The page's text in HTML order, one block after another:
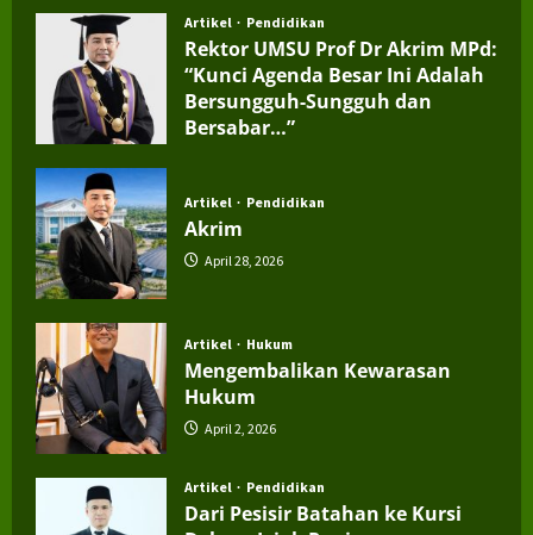
Artikel Pendidikan
Rektor UMSU Prof Dr Akrim MPd:
“Kunci Agenda Besar Ini Adalah
Bersungguh-Sungguh dan
Bersabar…”
Artikel Pendidikan
Akrim
April 28, 2026
Artikel Hukum
Mengembalikan Kewarasan
Hukum
April 2, 2026
Artikel Pendidikan
Dari Pesisir Batahan ke Kursi